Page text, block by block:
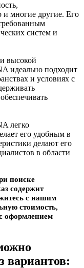
и многие другие. Его
систем и
высокой
идеально подходит
и условиях с
легко
его удобным в
делают его
в области
поиске
содержит
с нашим
стоимость,
оформлением
вариантов: